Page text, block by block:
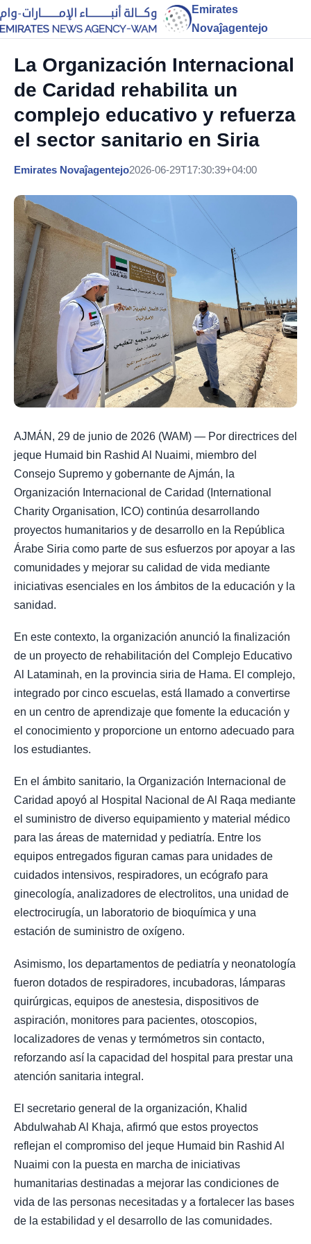
Emirates
Novaĵagentejo
La Organización Internacional
de Caridad rehabilita un
complejo educativo y refuerza
el sector sanitario en Siria
Emirates Novaĵagentejo2026-06-29T17:30:39+04:00
AJMÁN, 29 de junio de 2026 (WAM) — Por directrices del
jeque Humaid bin Rashid Al Nuaimi, miembro del
Consejo Supremo y gobernante de Ajmán, la
Organización Internacional de Caridad (International
Charity Organisation, ICO) continúa desarrollando
proyectos humanitarios y de desarrollo en la República
Árabe Siria como parte de sus esfuerzos por apoyar a las
comunidades y mejorar su calidad de vida mediante
iniciativas esenciales en los ámbitos de la educación y la
sanidad.
En este contexto, la organización anunció la finalización
de un proyecto de rehabilitación del Complejo Educativo
Al Lataminah, en la provincia siria de Hama. El complejo,
integrado por cinco escuelas, está llamado a convertirse
en un centro de aprendizaje que fomente la educación y
el conocimiento y proporcione un entorno adecuado para
los estudiantes.
En el ámbito sanitario, la Organización Internacional de
Caridad apoyó al Hospital Nacional de Al Raqa mediante
el suministro de diverso equipamiento y material médico
para las áreas de maternidad y pediatría. Entre los
equipos entregados figuran camas para unidades de
cuidados intensivos, respiradores, un ecógrafo para
ginecología, analizadores de electrolitos, una unidad de
electrocirugía, un laboratorio de bioquímica y una
estación de suministro de oxígeno.
Asimismo, los departamentos de pediatría y neonatología
fueron dotados de respiradores, incubadoras, lámparas
quirúrgicas, equipos de anestesia, dispositivos de
aspiración, monitores para pacientes, otoscopios,
localizadores de venas y termómetros sin contacto,
reforzando así la capacidad del hospital para prestar una
atención sanitaria integral.
El secretario general de la organización, Khalid
Abdulwahab Al Khaja, afirmó que estos proyectos
reflejan el compromiso del jeque Humaid bin Rashid Al
Nuaimi con la puesta en marcha de iniciativas
humanitarias destinadas a mejorar las condiciones de
vida de las personas necesitadas y a fortalecer las bases
de la estabilidad y el desarrollo de las comunidades.